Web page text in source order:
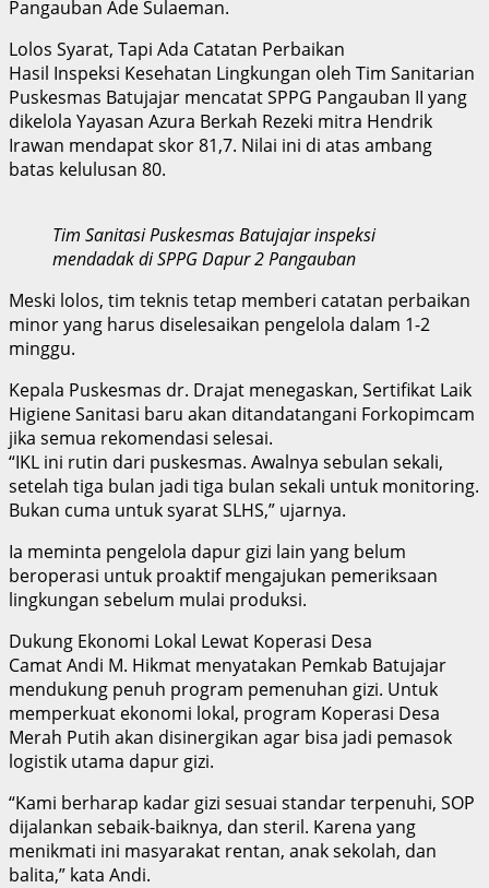
Pangauban Ade Sulaeman.
Lolos Syarat, Tapi Ada Catatan Perbaikan
Hasil Inspeksi Kesehatan Lingkungan oleh Tim Sanitarian
Puskesmas Batujajar mencatat SPPG Pangauban II yang
dikelola Yayasan Azura Berkah Rezeki mitra Hendrik
Irawan mendapat skor 81,7. Nilai ini di atas ambang
batas kelulusan 80.
Tim Sanitasi Puskesmas Batujajar inspeksi
mendadak di SPPG Dapur 2 Pangauban
Meski lolos, tim teknis tetap memberi catatan perbaikan
minor yang harus diselesaikan pengelola dalam 1-2
minggu.
Kepala Puskesmas dr. Drajat menegaskan, Sertifikat Laik
Higiene Sanitasi baru akan ditandatangani Forkopimcam
jika semua rekomendasi selesai.
“IKL ini rutin dari puskesmas. Awalnya sebulan sekali,
setelah tiga bulan jadi tiga bulan sekali untuk monitoring.
Bukan cuma untuk syarat SLHS,” ujarnya.
Ia meminta pengelola dapur gizi lain yang belum
beroperasi untuk proaktif mengajukan pemeriksaan
lingkungan sebelum mulai produksi.
Dukung Ekonomi Lokal Lewat Koperasi Desa
Camat Andi M. Hikmat menyatakan Pemkab Batujajar
mendukung penuh program pemenuhan gizi. Untuk
memperkuat ekonomi lokal, program Koperasi Desa
Merah Putih akan disinergikan agar bisa jadi pemasok
logistik utama dapur gizi.
“Kami berharap kadar gizi sesuai standar terpenuhi, SOP
dijalankan sebaik-baiknya, dan steril. Karena yang
menikmati ini masyarakat rentan, anak sekolah, dan
balita,” kata Andi.